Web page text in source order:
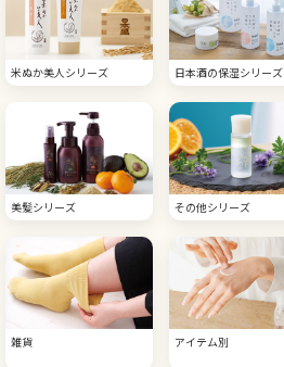
米ぬか美人シリーズ 日本酒の保湿シリーズ
美髪シリーズ その他シリーズ
雑貨 アイテム別